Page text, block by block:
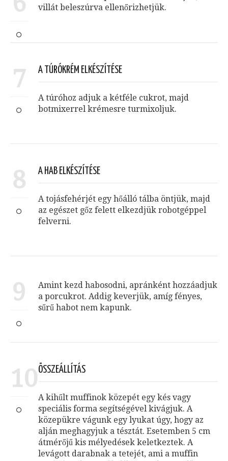
villát beleszúrva ellenőrizhetjük.
7 A TÚRÓKRÉM ELKÉSZÍTÉSE
A túróhoz adjuk a kétféle cukrot, majd
botmixerrel krémesre turmixoljuk.
8 A HAB ELKÉSZÍTÉSE
A tojásfehérjét egy hőálló tálba öntjük, majd
az egészet gőz felett elkezdjük robotgéppel
felverni.
9
Amint kezd habosodni, apránként hozzáadjuk
a porcukrot. Addig keverjük, amíg fényes,
sűrű habot nem kapunk.
10ÖSSZEÁLLÍTÁS
A kihűlt muffinok közepét egy kés vagy
speciális forma segítségével kivágjuk. A
közepükre vágunk egy lyukat úgy, hogy az
alján meghagyjuk a tésztát. Esetemben 5 cm
átmérőjű kis mélyedések keletkeztek. A
levágott darabnak a tetejét, ami a muffin